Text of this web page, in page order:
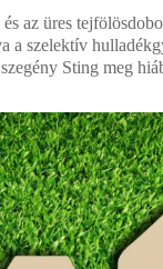
az üres
a szelektív
Sting meg